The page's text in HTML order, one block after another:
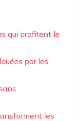
qui profitent le
par les
les